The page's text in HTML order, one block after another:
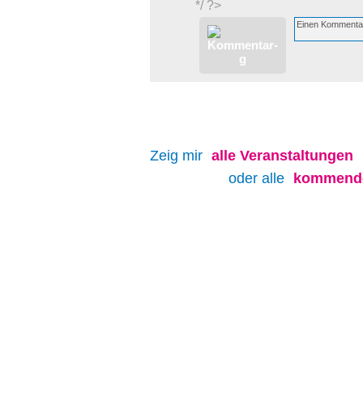
*/ ?>
Zeig mir alle Veranstaltungen
oder alle